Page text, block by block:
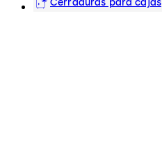
Cerraduras para cajas